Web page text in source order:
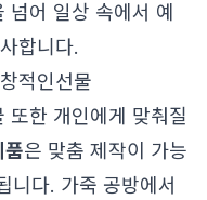
어 일상 속에서 예
합니다.
적인선물
또한 개인에게 맞춰질
품은 맞춤 제작이 가능
니다. 가죽 공방에서